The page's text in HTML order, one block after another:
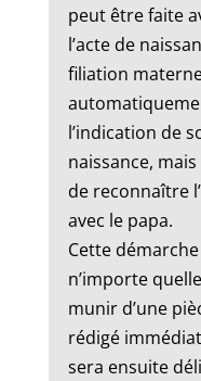
peut être faite
l’acte de
filiation
l’indication de
naissance,
de reconnaître
avec le papa.
Cette
n’importe
munir d’une
rédigé
sera ensuite